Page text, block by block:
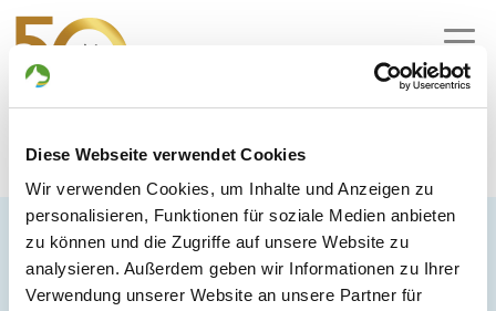
Diese Webseite verwendet Cookies
Wir verwenden Cookies, um Inhalte und Anzeigen zu
personalisieren, Funktionen für soziale Medien anbieten
zu können und die Zugriffe auf unsere Website zu
analysieren. Außerdem geben wir Informationen zu Ihrer
Verwendung unserer Website an unsere Partner für
MENU